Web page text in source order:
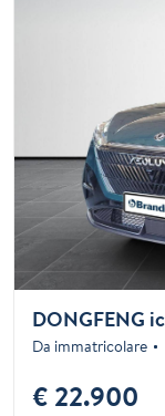
DONGFENG
Da immatricolare
€ 22.900